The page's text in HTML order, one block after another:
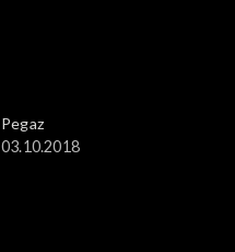
Pegaz
03.10.2018